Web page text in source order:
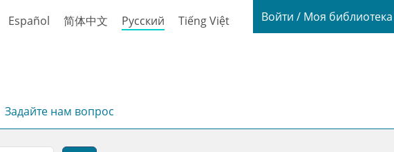
Español 简体中文 Русский Tiếng Việt Login / My
Войти / Моя
Задайте нам вопрос